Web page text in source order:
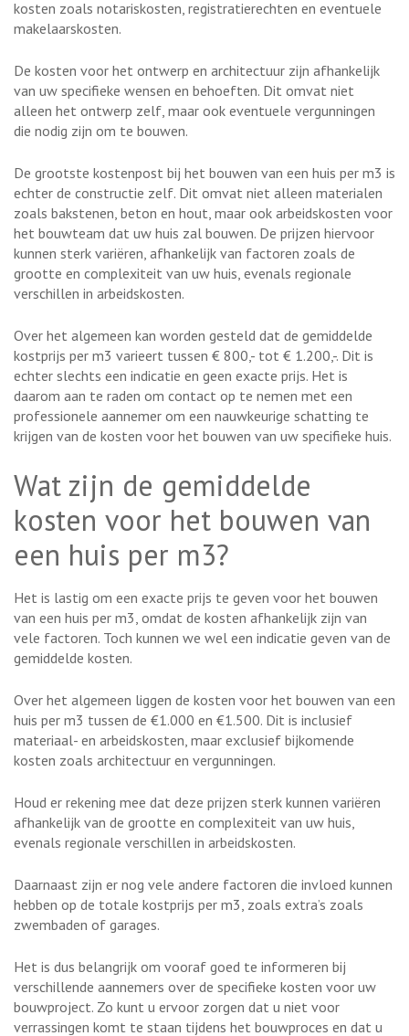
kosten zoals notariskosten, registratierechten en eventuele
makelaarskosten.
De kosten voor het ontwerp en architectuur zijn afhankelijk
van uw specifieke wensen en behoeften. Dit omvat niet
alleen het ontwerp zelf, maar ook eventuele vergunningen
die nodig zijn om te bouwen.
De grootste kostenpost bij het bouwen van een huis per m3 is
echter de constructie zelf. Dit omvat niet alleen materialen
zoals bakstenen, beton en hout, maar ook arbeidskosten voor
het bouwteam dat uw huis zal bouwen. De prijzen hiervoor
kunnen sterk variëren, afhankelijk van factoren zoals de
grootte en complexiteit van uw huis, evenals regionale
verschillen in arbeidskosten.
Over het algemeen kan worden gesteld dat de gemiddelde
kostprijs per m3 varieert tussen € 800,- tot € 1.200,-. Dit is
echter slechts een indicatie en geen exacte prijs. Het is
daarom aan te raden om contact op te nemen met een
professionele aannemer om een nauwkeurige schatting te
krijgen van de kosten voor het bouwen van uw specifieke huis.
Wat zijn de gemiddelde
kosten voor het bouwen van
een huis per m3?
Het is lastig om een exacte prijs te geven voor het bouwen
van een huis per m3, omdat de kosten afhankelijk zijn van
vele factoren. Toch kunnen we wel een indicatie geven van de
gemiddelde kosten.
Over het algemeen liggen de kosten voor het bouwen van een
huis per m3 tussen de €1.000 en €1.500. Dit is inclusief
materiaal- en arbeidskosten, maar exclusief bijkomende
kosten zoals architectuur en vergunningen.
Houd er rekening mee dat deze prijzen sterk kunnen variëren
afhankelijk van de grootte en complexiteit van uw huis,
evenals regionale verschillen in arbeidskosten.
Daarnaast zijn er nog vele andere factoren die invloed kunnen
hebben op de totale kostprijs per m3, zoals extra’s zoals
zwembaden of garages.
Het is dus belangrijk om vooraf goed te informeren bij
verschillende aannemers over de specifieke kosten voor uw
bouwproject. Zo kunt u ervoor zorgen dat u niet voor
verrassingen komt te staan tijdens het bouwproces en dat u